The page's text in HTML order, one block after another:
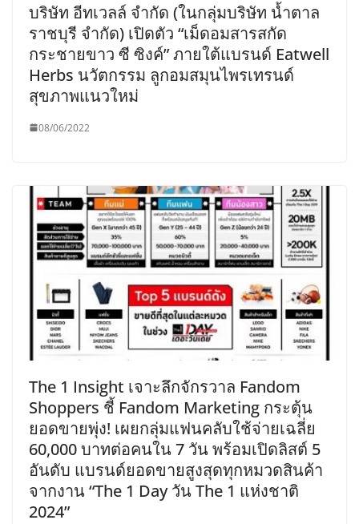
บริษัท อีทเวลล์ จำกัด (ในกลุ่มบริษัท น้ำตาล
ราชบุรี จำกัด) เปิดตัว “เม็ดอมสารสกัด
กระชายขาว ซี ซิงค์” ภายใต้แบรนด์ Eatwell
Herbs นวัตกรรม ลูกอมสมุนไพรเทรนด์
สุขภาพแนวใหม่
08/06/2022
The 1 Insight เจาะลึกจักรวาล Fandom
Shoppers ชี้ Fandom Marketing กระตุ้น
ยอดขายพุ่ง! เผยกลุ่มแฟนคลับใช้จ่ายเฉลี่ย
60,000 บาทต่อคนใน 7 วัน พร้อมเปิดลิสต์ 5
อันดับ แบรนด์ยอดขายสูงสุดทุกหมวดสินค้า
จากงาน “The 1 Day วัน The 1 แห่งชาติ
2024”